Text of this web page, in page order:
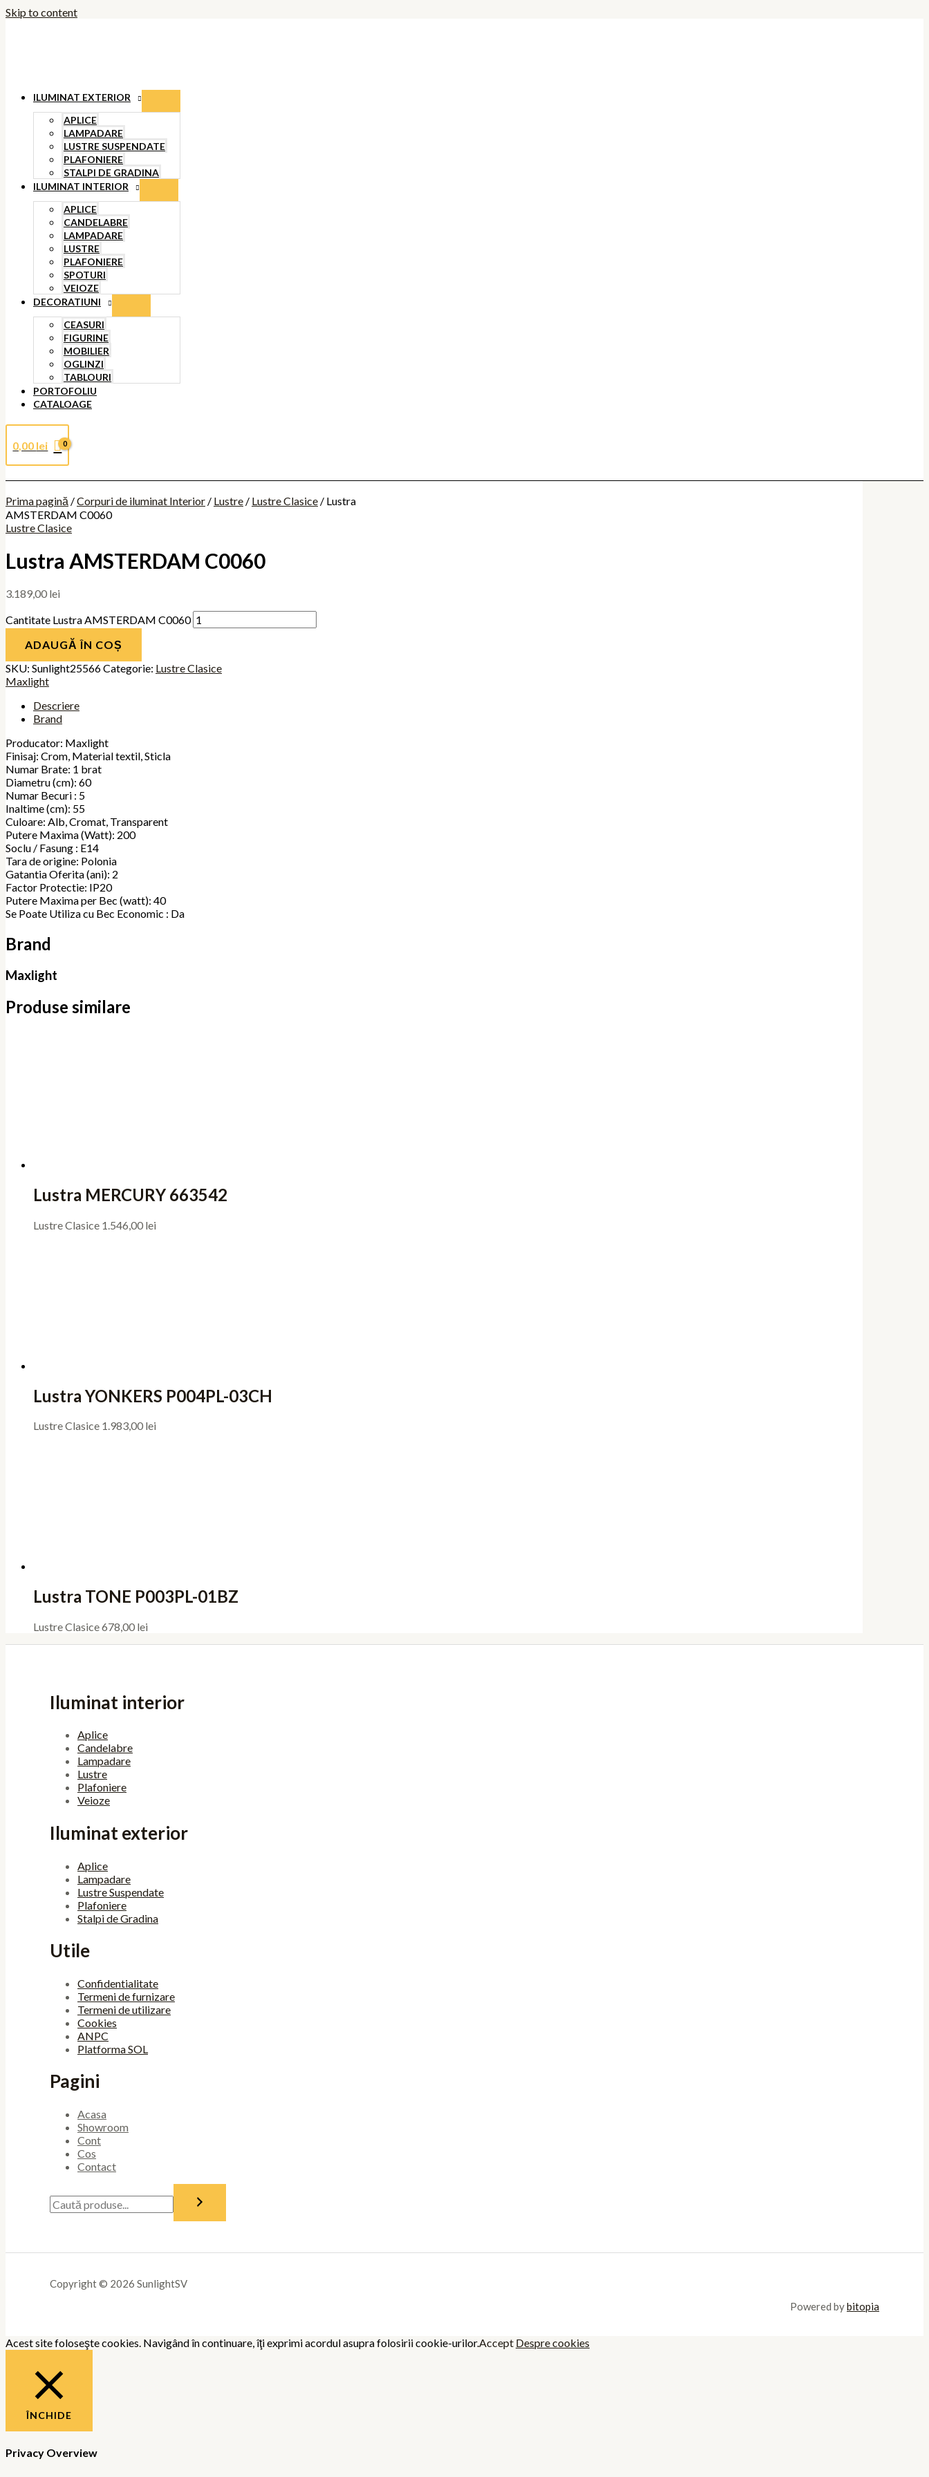
Skip to content
ILUMINAT EXTERIOR
APLICE
LAMPADARE
LUSTRE SUSPENDATE
PLAFONIERE
STALPI DE GRADINA
ILUMINAT INTERIOR
APLICE
CANDELABRE
LAMPADARE
LUSTRE
PLAFONIERE
SPOTURI
VEIOZE
DECORATIUNI
CEASURI
FIGURINE
MOBILIER
OGLINZI
TABLOURI
PORTOFOLIU
CATALOAGE
0,00 lei
Prima pagină /Corpuri de iluminat Interior / Lustre / Lustre Clasice / Lustra
AMSTERDAM C0060
Lustre Clasice
Lustra AMSTERDAM C0060
3.189,00 lei
Cantitate Lustra AMSTERDAM C0060
ADAUGĂ ÎN COȘ
SKU: Sunlight25566Categorie: Lustre Clasice
Maxlight
Descriere
Brand
Producator: Maxlight
Finisaj: Crom, Material textil, Sticla
Numar Brate: 1 brat
Diametru (cm): 60
Numar Becuri : 5
Inaltime (cm): 55
Culoare: Alb, Cromat, Transparent
Putere Maxima (Watt): 200
Soclu / Fasung : E14
Tara de origine: Polonia
Gatantia Oferita (ani): 2
Factor Protectie: IP20
Putere Maxima per Bec (watt): 40
Se Poate Utiliza cu Bec Economic : Da
Brand
Maxlight
Produse similare
Lustra MERCURY 663542
Lustre Clasice 1.546,00 lei
Lustra YONKERS P004PL-03CH
Lustre Clasice 1.983,00 lei
Lustra TONE P003PL-01BZ
Lustre Clasice678,00 lei
Iluminat interior
Aplice
Candelabre
Lampadare
Lustre
Plafoniere
Veioze
Iluminat exterior
Aplice
Lampadare
Lustre Suspendate
Plafoniere
Stalpi de Gradina
Utile
Confidentialitate
Termeni de furnizare
Termeni de utilizare
Cookies
ANPC
Platforma SOL
Pagini
Acasa
Showroom
Cont
Cos
Contact
Copyright © 2026 SunlightSV
Powered bybitopia
Acest site foloseşte cookies. Navigând în continuare, îţi exprimi acordul asupra folosirii cookie-urilor.Accept Despre cookies
ÎNCHIDE
Privacy Overview